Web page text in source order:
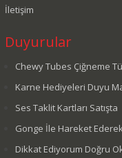
İletişim
Duyurular
Chewy Tubes Çiğneme
Karne Hediyeleri Duyu
Ses Taklit Kartları Satışta
Gonge İle Hareket
Dikkat Ediyorum Doğru